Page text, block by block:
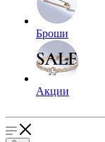
Броши
Акции